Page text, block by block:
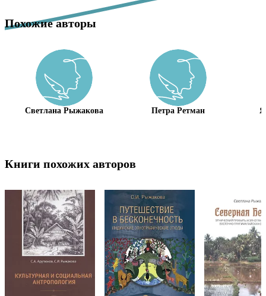
Похожие авторы
Светлана Рыжакова Петра Ретман
Книги похожих авторов